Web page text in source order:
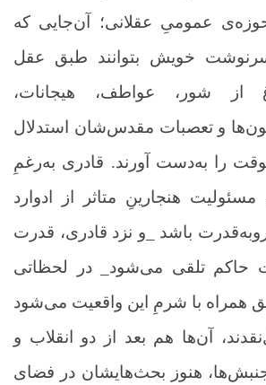
عمومیِ عقلانی؛ آن‌جایی که
خویش بتوانند طبق عقل
از شور، عواطف، هیجانات،
و تعصبات مقدس‌شان استدلال
را به‌دست آورند. قادری به‌رغمِ
مسئولیت هنجارینِ متاثر از ادوارد
باشد _و نزد قادری، قدرت
حاکم تلقی می‌شود_ در لحظاتی
همراه با شرمِ این واقعیت می‌شود
آن‌ها هم بعد از دو انقلاب و
هنوز بحث‌هایشان در فضای